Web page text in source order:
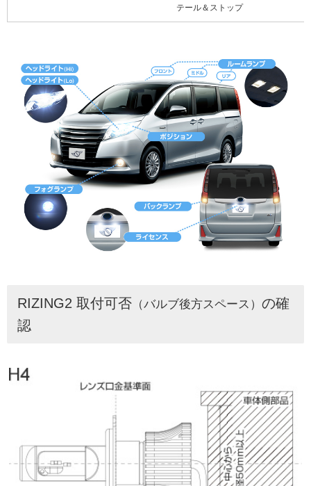
テール＆ストップ
RIZING2 取付可否 （バルブ後方スペース） の確
認